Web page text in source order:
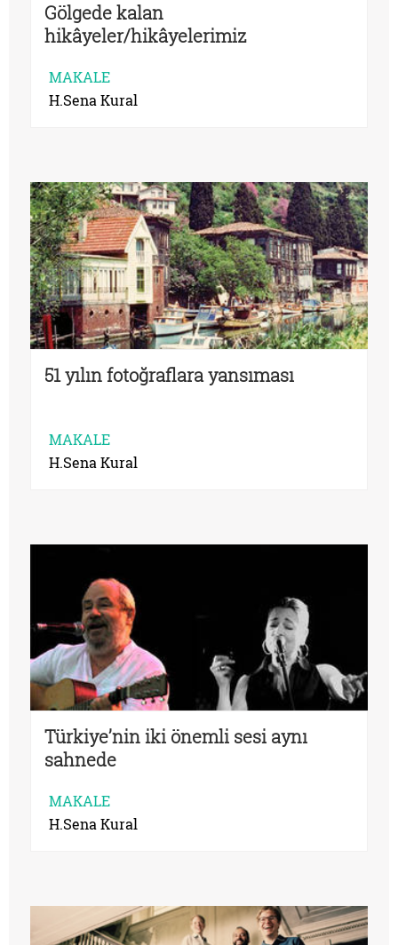
Gölgede kalan
hikâyeler/hikâyelerimiz
MAKALE
H.Sena Kural
51 yılın fotoğraflara yansıması
MAKALE
H.Sena Kural
Türkiye’nin iki önemli sesi aynı
sahnede
MAKALE
H.Sena Kural